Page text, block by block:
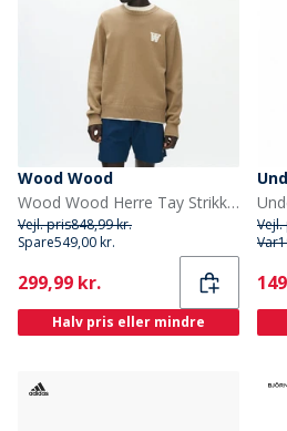
Wood Wood
Wood Wood Herre Tay Strikket Sweater Ermine
Vejl. pris848,99 kr.
Spare549,00 kr.
Current
299,99 kr.
Halv pris eller mindre
Var